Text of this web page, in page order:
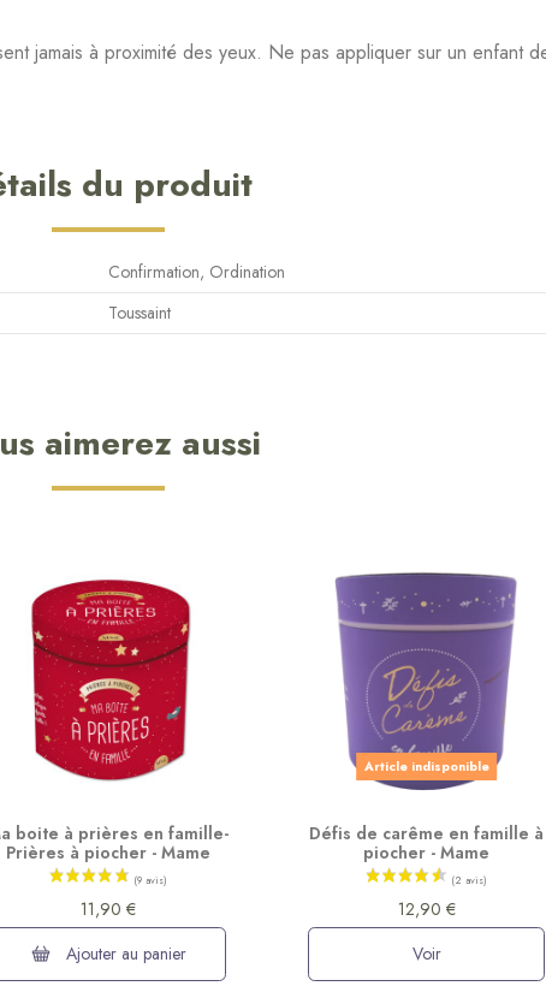
jamais à proximité des yeux. Ne pas appliquer sur un enfant
du produit
Confirmation, Ordination
Toussaint
aimerez aussi
boite à prières en famille-
Prières à piocher - Mame
11,90 €
Ajouter au panier
Article indisponible
Défis de carême en famille à
piocher - Mame
12,90 €
Voir